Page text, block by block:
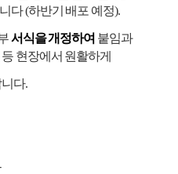
다(하반기 배포 예정).
서식을 개정하여 붙임과
현장에서 원활하게
다.